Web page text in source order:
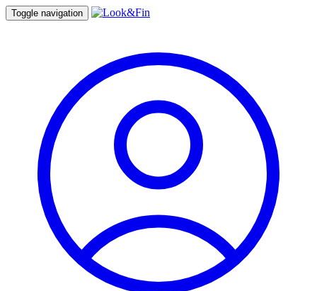
Toggle navigation